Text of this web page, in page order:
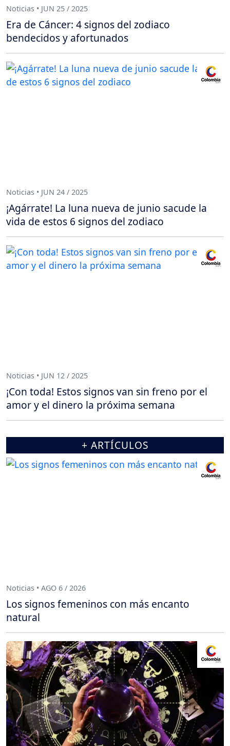
Noticias • JUN 25 / 2025
Era de Cáncer: 4 signos del zodiaco
bendecidos y afortunados
Noticias • JUN 24 / 2025
¡Agárrate! La luna nueva de junio sacude la
vida de estos 6 signos del zodiaco
Noticias • JUN 12 / 2025
¡Con toda! Estos signos van sin freno por el
amor y el dinero la próxima semana
+ ARTÍCULOS
Noticias • AGO 6 / 2026
Los signos femeninos con más encanto
natural